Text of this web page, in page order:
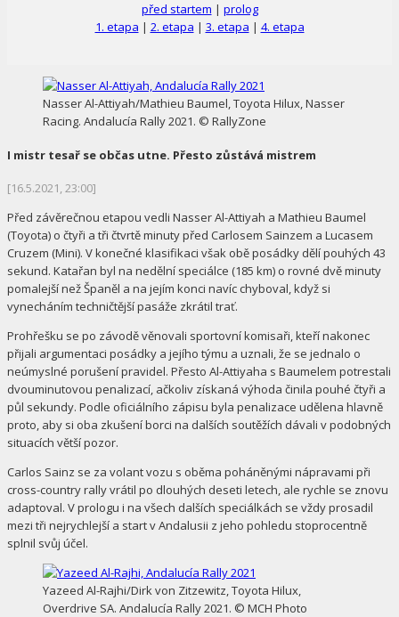
před startem | prolog
1. etapa | 2. etapa | 3. etapa | 4. etapa
Nasser Al-Attiyah/Mathieu Baumel, Toyota Hilux, Nasser
Racing. Andalucía Rally 2021. © RallyZone
I mistr tesař se občas utne. Přesto zůstává mistrem
[16.5.2021, 23:00]
Před závěrečnou etapou vedli Nasser Al-Attiyah a Mathieu Baumel
(Toyota) o čtyři a tři čtvrtě minuty před Carlosem Sainzem a Lucasem
Cruzem (Mini). V konečné klasifikaci však obě posádky dělí pouhých 43
sekund. Katařan byl na nedělní speciálce (185 km) o rovné dvě minuty
pomalejší než Španěl a na jejím konci navíc chyboval, když si
vynecháním techničtější pasáže zkrátil trať.
Prohřešku se po závodě věnovali sportovní komisaři, kteří nakonec
přijali argumentaci posádky a jejího týmu a uznali, že se jednalo o
neúmyslné porušení pravidel. Přesto Al-Attiyaha s Baumelem potrestali
dvouminutovou penalizací, ačkoliv získaná výhoda činila pouhé čtyři a
půl sekundy. Podle oficiálního zápisu byla penalizace udělena hlavně
proto, aby si oba zkušení borci na dalších soutěžích dávali v podobných
situacích větší pozor.
Carlos Sainz se za volant vozu s oběma poháněnými nápravami při
cross-country rally vrátil po dlouhých deseti letech, ale rychle se znovu
adaptoval. V prologu i na všech dalších speciálkách se vždy prosadil
mezi tři nejrychlejší a start v Andalusii z jeho pohledu stoprocentně
splnil svůj účel.
Yazeed Al-Rajhi/Dirk von Zitzewitz, Toyota Hilux,
Overdrive SA. Andalucía Rally 2021. © MCH Photo